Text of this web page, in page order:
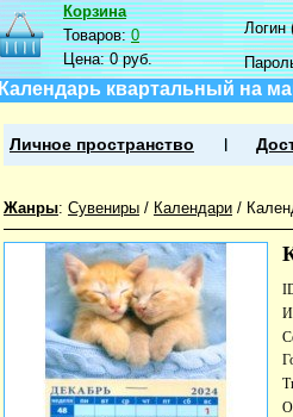
Корзина
Товаров:0
Цена:0 руб.
Логин
Календарь квартальный на
Личное пространство
Жанры: Сувениры / Календари /